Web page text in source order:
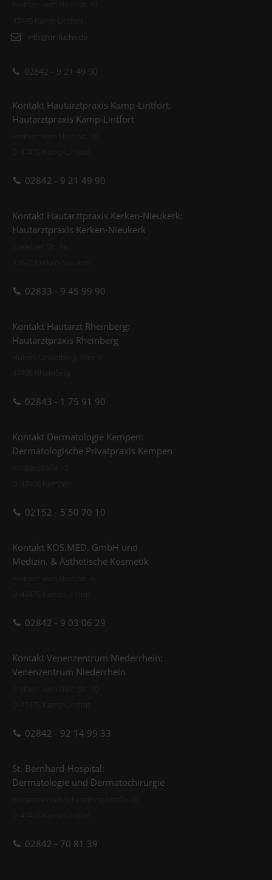
info@dr-fuchs.de
02842 - 9 21 49 90
Kontakt Hautarztpraxis Kamp-Lintfort:
Hautarztpraxis Kamp-Lintfort
02842 - 9 21 49 90
Kontakt Hautarztpraxis Kerken-Nieukerk:
Hautarztpraxis Kerken-Nieukerk
02833 - 9 45 99 90
Kontakt Hautarzt Rheinberg:
Hautarztpraxis Rheinberg
02843 - 1 75 91 90
Kontakt Dermatologie Kempen:
Dermatologische Privatpraxis Kempen
02152 - 5 50 70 10
Kontakt KOS.MED. GmbH und
Medizin. & Ästhetische Kosmetik
02842 - 9 03 06 29
Kontakt Venenzentrum Niederrhein:
Venenzentrum Niederrhein
02842 - 92 14 99 33
St. Bernhard-Hospital:
Dermatologie und Dermatochirurgie
02842 - 70 81 39